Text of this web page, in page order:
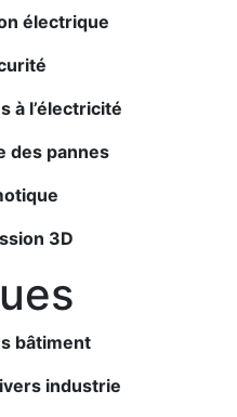
électrique
à l’électricité
des pannes
3D
bâtiment
industrie